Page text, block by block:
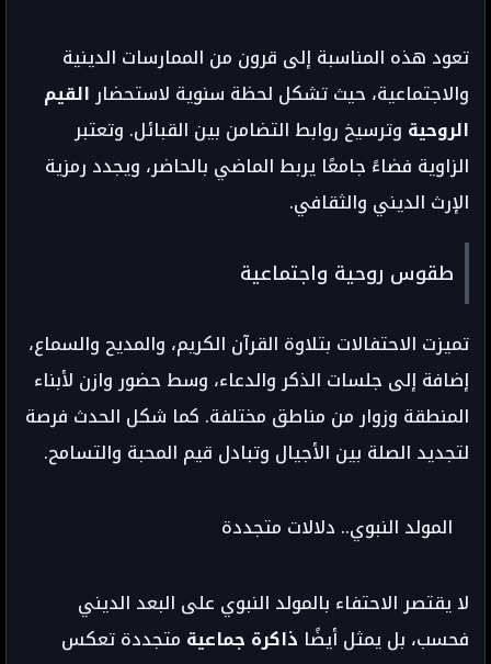
تعود هذه المناسبة إلى قرون من الممارسات الدينية
والاجتماعية، حيث تشكل لحظة سنوية لاستحضارالقيم
الروحية وترسيخ روابط التضامن بين القبائل. وتعتبر
الزاوية فضاءً جامعًا يربط الماضي بالحاضر، ويجدد رمزية
الإرث الديني والثقافي.
طقوس روحية واجتماعية
تميزت الاحتفالات بتلاوة القرآن الكريم، والمديح والسماع،
إضافة إلى جلسات الذكر والدعاء، وسط حضور وازن لأبناء
المنطقة وزوار من مناطق مختلفة. كما شكل الحدث فرصة
لتجديد الصلة بين الأجيال وتبادل قيم المحبة والتسامح.
المولد النبوي.. دلالات متجددة
لا يقتصر الاحتفاء بالمولد النبوي على البعد الديني
فحسب، بل يمثل أيضًا ذاكرة جماعية متجددة تعكس